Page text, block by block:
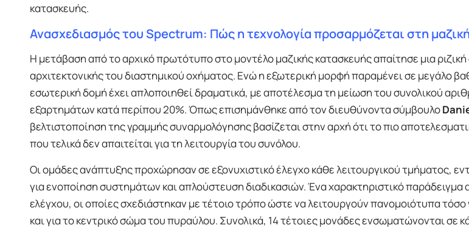
κατασκευής.
Ανασχεδιασμός του Spectrum: Πώς η τεχνολογία προσαρμόζεται στη
Η μετάβαση από το αρχικό πρωτότυπο στο μοντέλο μαζικής κατασκευής απαίτησε μια
αρχιτεκτονικής του διαστημικού οχήματος. Ενώ η εξωτερική μορφή παραμένει σε μεγάλο
εσωτερική δομή έχει απλοποιηθεί δραματικά, με αποτέλεσμα τη μείωση του συνολικού
εξαρτημάτων κατά περίπου 20%. Όπως επισημάνθηκε από τον διευθύνοντα σύμβουλο
βελτιστοποίηση της γραμμής συναρμολόγησης βασίζεται στην αρχή ότι το πιο
που τελικά δεν απαιτείται για τη λειτουργία του συνόλου.
Οι ομάδες ανάπτυξης προχώρησαν σε εξονυχιστικό έλεγχο κάθε λειτουργικού τμήματος,
για ενοποίηση συστημάτων και απλούστευση διαδικασιών. Ένα χαρακτηριστικό παράδειγμα
ελέγχου, οι οποίες σχεδιάστηκαν με τέτοιο τρόπο ώστε να λειτουργούν πανομοιότυπα τόσο
και για το κεντρικό σώμα του πυραύλου. Συνολικά, 14 τέτοιες μονάδες ενσωματώνονται σε